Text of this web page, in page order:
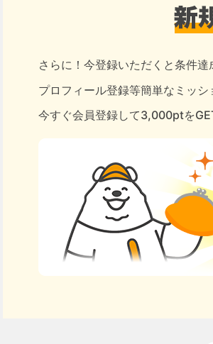
さらに！今登録いただくと条件達
プロフィール登録等簡単なミッ
今すぐ会員登録して3,000ptを